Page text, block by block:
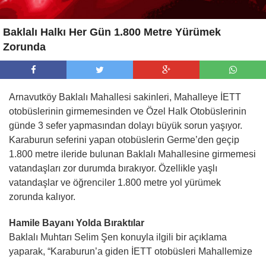
Baklalı Halkı Her Gün 1.800 Metre Yürümek
Zorunda
Arnavutköy Baklalı Mahallesi sakinleri, Mahalleye İETT
otobüslerinin girmemesinden ve Özel Halk Otobüslerinin
günde 3 sefer yapmasından dolayı büyük sorun yaşıyor.
Karaburun seferini yapan otobüslerin Germe’den geçip
1.800 metre ileride bulunan Baklalı Mahallesine girmemesi
vatandaşları zor durumda bırakıyor. Özellikle yaşlı
vatandaşlar ve öğrenciler 1.800 metre yol yürümek
zorunda kalıyor.
Hamile Bayanı Yolda Bıraktılar
Baklalı Muhtarı Selim Şen konuyla ilgili bir açıklama
yaparak, “Karaburun’a giden İETT otobüsleri Mahallemize